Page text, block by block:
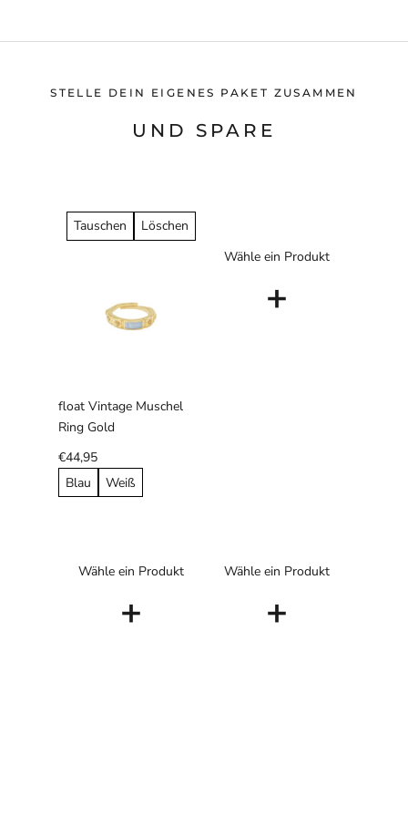
STELLE DEIN EIGENES PAKET ZUSAMMEN
UND SPARE
Tauschen Löschen
float Vintage Muschel
Ring Gold
€44,95
Blau
Weiß
Wähle ein Produkt
+
Wähle ein Produkt
+
Wähle ein Produkt
+